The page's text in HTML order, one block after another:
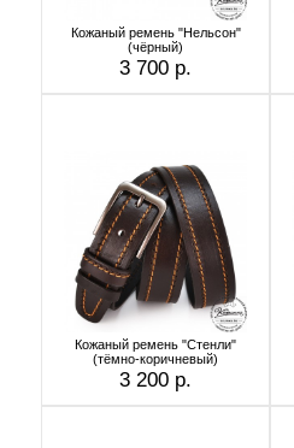
Кожаный ремень "Нельсон"
(чёрный)
3 700 р.
Кожаный ремень "Стенли"
(тёмно-коричневый)
3 200 р.